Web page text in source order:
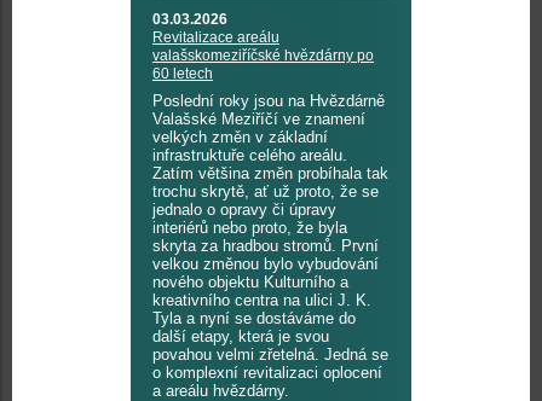
03.03.2026
Revitalizace areálu
valašskomeziříčské hvězdárny po
60 letech
Poslední roky jsou na Hvězdárně
Valašské Meziříčí ve znamení
velkých změn v základní
infrastruktuře celého areálu.
Zatím většina změn probíhala tak
trochu skrytě, ať už proto, že se
jednalo o opravy či úpravy
interiérů nebo proto, že byla
skryta za hradbou stromů. První
velkou změnou bylo vybudování
nového objektu Kulturního a
kreativního centra na ulici J. K.
Tyla a nyní se dostáváme do
další etapy, která je svou
povahou velmi zřetelná. Jedná se
o komplexní revitalizaci oplocení
a areálu hvězdárny.